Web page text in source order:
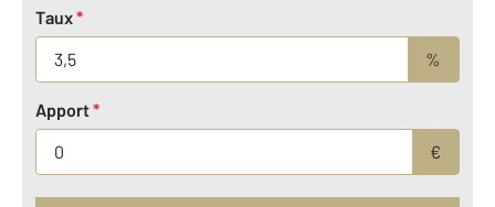
Taux*
%
Apport*
€